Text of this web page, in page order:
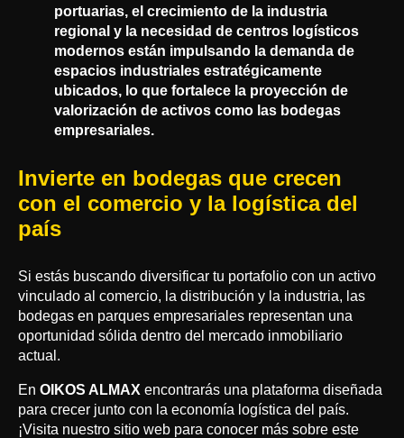
portuarias, el crecimiento de la industria
regional y la necesidad de centros logísticos
modernos están impulsando la demanda de
espacios industriales estratégicamente
ubicados, lo que fortalece la proyección de
valorización de activos como las bodegas
empresariales.
Invierte en bodegas que crecen
con el comercio y la logística del
país
Si estás buscando diversificar tu portafolio con un activo
vinculado al comercio, la distribución y la industria, las
bodegas en parques empresariales representan una
oportunidad sólida dentro del mercado inmobiliario
actual.
En OIKOS ALMAX encontrarás una plataforma diseñada
para crecer junto con la economía logística del país.
¡Visita nuestro sitio web para conocer más sobre este